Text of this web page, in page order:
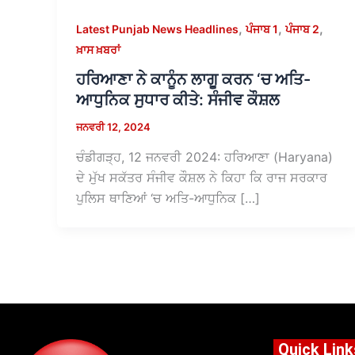
Latest Punjab News Headlines,ਪੰਜਾਬ 1,ਪੰਜਾਬ 2,
ਖ਼ਾਸ ਖ਼ਬਰਾਂ
ਹਰਿਆਣਾ ਨੇ ਕਾਨੂੰਨ ਲਾਗੂ ਕਰਨ ‘ਚ ਅਤਿ-
ਆਧੁਨਿਕ ਸੁਧਾਰ ਕੀਤੇ: ਸੰਜੀਵ ਕੌਸ਼ਲ
ਜਨਵਰੀ 12, 2024
ਚੰਡੀਗੜ੍ਹ, 12 ਜਨਵਰੀ 2024: ਹਰਿਆਣਾ (Haryana)
ਦੇ ਮੁੱਖ ਸਕੱਤਰ ਸੰਜੀਵ ਕੌਸ਼ਲ ਨੇ ਕਿਹਾ ਕਿ ਰਾਜ ਸਰਕਾਰ
ਪੁਲਿਸ ਥਾਣਿਆਂ ‘ਚ ਅਤਿ-ਆਧੁਨਿਕ […]
Quick